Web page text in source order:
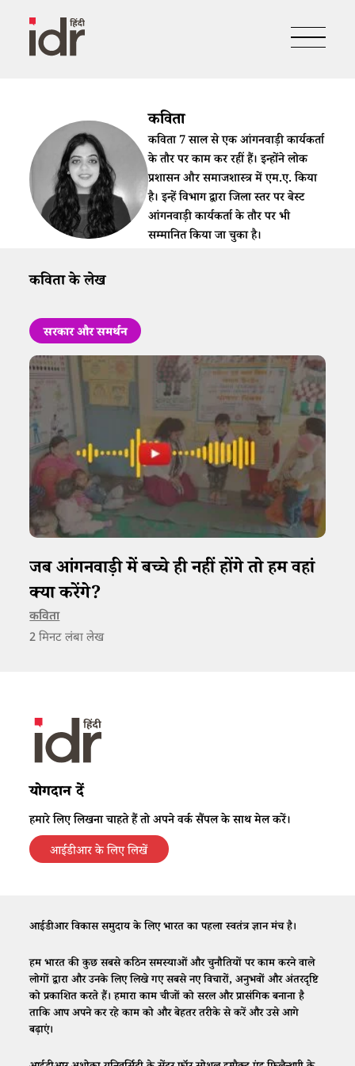
कविता
कविता 7 साल से एक आंगनवाड़ी कार्यकर्ता
के तौर पर काम कर रहीं हैं। इन्होंने लोक
प्रशासन और समाजशास्त्र में एम.ए. किया
है। इन्हें विभाग द्वारा जिला स्तर पर बेस्ट
आंगनवाड़ी कार्यकर्ता के तौर पर भी
सम्मानित किया जा चुका है।
कविता के लेख
सरकार और समर्थन
जब आंगनवाड़ी में बच्चे ही नहीं होंगे तो हम वहां
क्या करेंगे?
कविता
2 मिनट लंबा लेख
योगदान दें
हमारे लिए लिखना चाहते हैं तो अपने वर्क सैंपल के साथ मेल करें।
आईडीआर के लिए लिखें
आईडीआर विकास समुदाय के लिए भारत का पहला स्वतंत्र ज्ञान मंच है।
हम भारत की कुछ सबसे कठिन समस्याओं और चुनौतियों पर काम करने वाले
लोगों द्वारा और उनके लिए लिखे गए सबसे नए विचारों, अनुभवों और अंतरदृष्टि
को प्रकाशित करते हैं। हमारा काम चीजों को सरल और प्रासंगिक बनाना है
ताकि आप अपने कर रहे काम को और बेहतर तरीके से करें और उसे आगे
बढ़ाएं।